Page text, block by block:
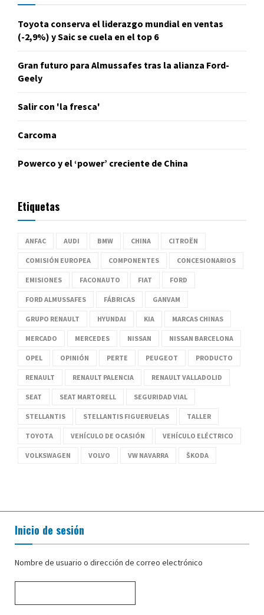
Toyota conserva el liderazgo mundial en ventas
(-2,9%) y Saic se cuela en el top 6
Gran futuro para Almussafes tras la alianza Ford-
Geely
Salir con 'la fresca'
Carcoma
Powerco y el ‘power’ creciente de China
Etiquetas
ANFAC AUDI BMW CHINA CITROËN
COMISIÓN EUROPEA COMPONENTES CONCESIONARIOS
EMISIONES FACONAUTO FIAT FORD
FORD ALMUSSAFES FÁBRICAS GANVAM
GRUPO RENAULT HYUNDAI KIA MARCAS CHINAS
MERCADO MERCEDES NISSAN NISSAN BARCELONA
OPEL OPINIÓN PERTE PEUGEOT PRODUCTO
RENAULT RENAULT PALENCIA RENAULT VALLADOLID
SEAT SEAT MARTORELL SEGURIDAD VIAL
STELLANTIS STELLANTIS FIGUERUELAS TALLER
TOYOTA VEHÍCULO DE OCASIÓN VEHÍCULO ELÉCTRICO
VOLKSWAGEN VOLVO VW NAVARRA ŠKODA
Inicio de sesión
Nombre de usuario o dirección de correo electrónico